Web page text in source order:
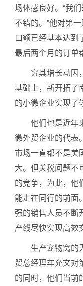
场体感良好。“我
不错的。”他对第
口额已经基本达到
最后两个月的订单
究其增长动因
基础上，新开拓了
的小微企业实现了
他们也是近年
微外贸企业的代表
市场一直都不是美
大。但关税问题不
的竞争，为此，他
能走在同行的前面
强的销售人员不断
产线尽快实现高效
生产宠物窝的
贸总经理车允文对
的同时，他们当前